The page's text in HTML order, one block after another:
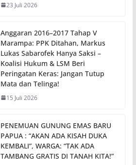
23 Juli 2026
Anggaran 2016–2017 Tahap V
Marampa: PPK Ditahan, Markus
Lukas Sabarofek Hanya Saksi –
Koalisi Hukum & LSM Beri
Peringatan Keras: Jangan Tutup
Mata dan Telinga!
15 Juli 2026
PENEMUAN GUNUNG EMAS BARU
PAPUA : “AKAN ADA KISAH DUKA
KEMBALI”, WARGA: “TAK ADA
TAMBANG GRATIS DI TANAH KITA!”